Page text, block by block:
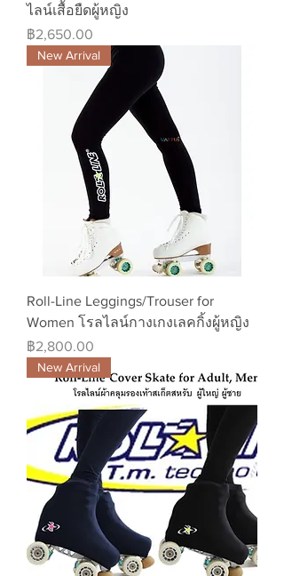
ไลน์เสื้อยืดผู้หญิง
ราคา
฿2,650.00
New Arrival
Roll-Line Leggings/Trouser for
Women โรลไลน์กางเกงเลคกิ้งผู้หญิง
ราคา
฿2,800.00
New Arrival